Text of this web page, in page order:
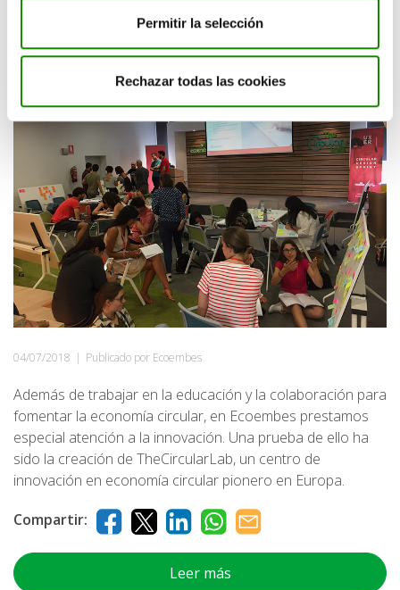
Permitir la selección
Rechazar todas las cookies
04/07/2018 | Publicado por Ecoembes
Además de trabajar en la educación y la colaboración para
fomentar la economía circular, en Ecoembes prestamos
especial atención a la innovación. Una prueba de ello ha
sido la creación de TheCircularLab, un centro de
innovación en economía circular pionero en Europa.
Compartir:
Leer más